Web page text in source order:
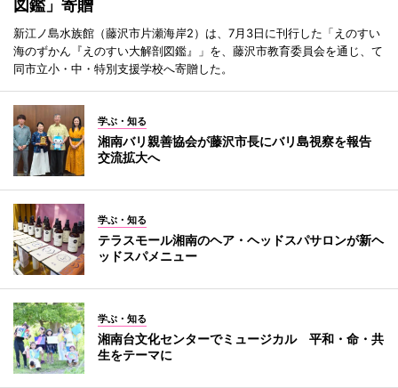
図鑑」寄贈
新江ノ島水族館（藤沢市片瀬海岸2）は、7月3日に刊行した「えのすい
海のずかん『えのすい大解剖図鑑』」を、藤沢市教育委員会を通じ、て
同市立小・中・特別支援学校へ寄贈した。
学ぶ・知る
湘南バリ親善協会が藤沢市長にバリ島視察を報告
交流拡大へ
学ぶ・知る
テラスモール湘南のヘア・ヘッドスパサロンが新ヘ
ッドスパメニュー
学ぶ・知る
湘南台文化センターでミュージカル 平和・命・共
生をテーマに